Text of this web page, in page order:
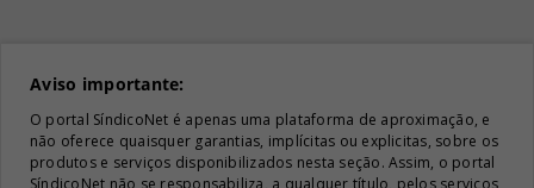
Aviso importante:
O portal SíndicoNet é apenas uma plataforma de aproximação, e
não oferece quaisquer garantias, implícitas ou explicitas, sobre os
produtos e serviços disponibilizados nesta seção. Assim, o portal